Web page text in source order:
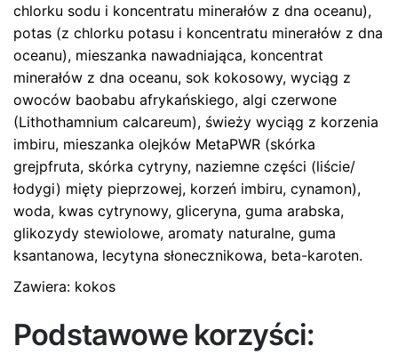
chlorku sodu i koncentratu minerałów z dna oceanu),
potas (z chlorku potasu i koncentratu minerałów z dna
oceanu), mieszanka nawadniająca, koncentrat
minerałów z dna oceanu, sok kokosowy, wyciąg z
owoców baobabu afrykańskiego, algi czerwone
(Lithothamnium calcareum), świeży wyciąg z korzenia
imbiru, mieszanka olejków MetaPWR (skórka
grejpfruta, skórka cytryny, naziemne części (liście/
łodygi) mięty pieprzowej, korzeń imbiru, cynamon),
woda, kwas cytrynowy, gliceryna, guma arabska,
glikozydy stewiolowe, aromaty naturalne, guma
ksantanowa, lecytyna słonecznikowa, beta-karoten.
Zawiera: kokos
Podstawowe korzyści: